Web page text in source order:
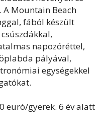
Mountain Beach
fából készült
napozóréttel,
pályával,
egységekkel
euró/gyerek. 6 év alatt